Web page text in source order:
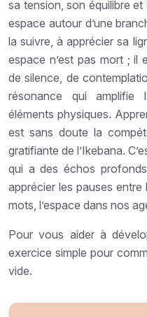
sa tension, son équilibre et
espace autour d’une
la suivre, à apprécier sa
espace n’est pas mort ; il
de silence, de
résonance qui amplifie
éléments physiques.
est sans doute la
gratifiante de l’Ikebana.
qui a des échos
apprécier les pauses
mots, l’espace dans nos
Pour vous aider à
exercice simple pour
vide.